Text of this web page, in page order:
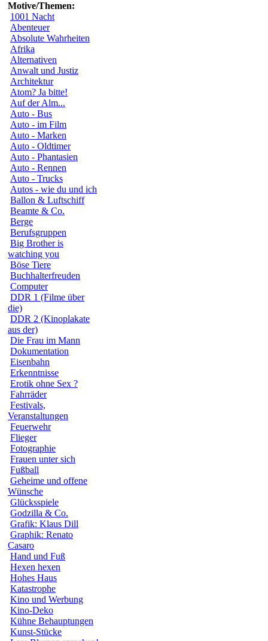
Motive/Themen:
1001 Nacht
Abenteuer
Absolute Wahrheiten
Afrika
Alternativen
Anwalt und Justiz
Architektur
Atom? Ja bitte!
Auf der Alm...
Auto - Bus
Auto - im Film
Auto - Marken
Auto - Oldtimer
Auto - Phantasien
Auto - Rennen
Auto - Trucks
Autos - wie du und ich
Ballon & Luftschiff
Beamte & Co.
Berge
Berufsgruppen
Big Brother is
watching you
Böse Tiere
Buchhalterfreuden
Computer
DDR 1 (Filme über
die)
DDR 2 (Kinoplakate
aus der)
Die Frau im Mann
Dokumentation
Eisenbahn
Erkenntnisse
Erotik ohne Sex ?
Fahrräder
Festivals,
Veranstaltungen
Feuerwehr
Flieger
Fotographie
Frauen unter sich
Fußball
Geheime und offene
Wünsche
Glücksspiele
Godzilla & Co.
Grafik: Klaus Dill
Graphik: Renato
Casaro
Hand und Fuß
Hexen hexen
Hohes Haus
Katastrophe
Kino und Werbung
Kino-Deko
Kühne Behauptungen
Kunst-Stücke